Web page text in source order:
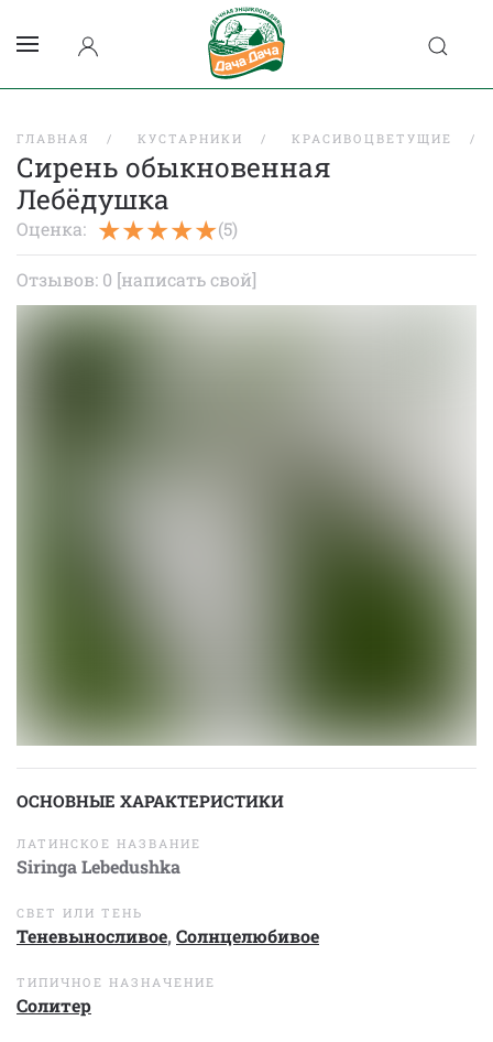
ГЛАВНАЯ КУСТАРНИКИ КРАСИВОЦВЕТУЩИЕ
Сирень обыкновенная
Лебёдушка
Оценка: (5)
Отзывов: 0 [написать свой]
ОСНОВНЫЕ ХАРАКТЕРИСТИКИ
ЛАТИНСКОЕ НАЗВАНИЕ
Siringa Lebedushka
СВЕТ ИЛИ ТЕНЬ
Теневыносливое, Солнцелюбивое
ТИПИЧНОЕ НАЗНАЧЕНИЕ
Солитер